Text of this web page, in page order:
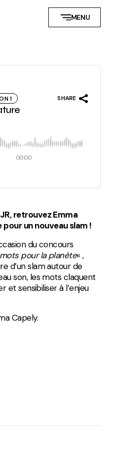
MENU
1 SHARE
00:00
retrouvez Emma
un nouveau slam !
du concours
pour la planète« ,
d’un slam autour de
son, les mots claquent
et sensibiliser à l’enjeu
Capely.